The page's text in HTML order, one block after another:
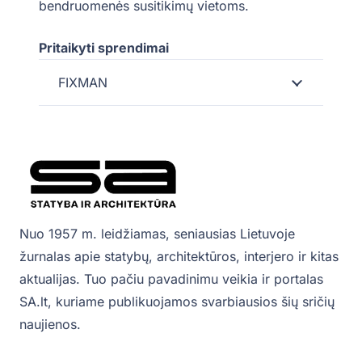
bendruomenės susitikimų vietoms.
Pritaikyti sprendimai
FIXMAN
Nuo 1957 m. leidžiamas, seniausias Lietuvoje
žurnalas apie statybų, architektūros, interjero ir kitas
aktualijas. Tuo pačiu pavadinimu veikia ir portalas
SA.lt, kuriame publikuojamos svarbiausios šių sričių
naujienos.